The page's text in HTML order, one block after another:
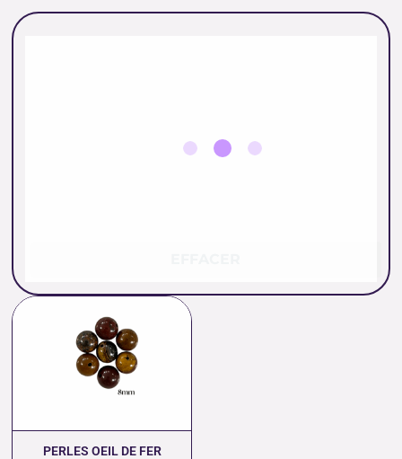
PERLES OEIL DE FER
prix :
0.35 €
à
14.00 €